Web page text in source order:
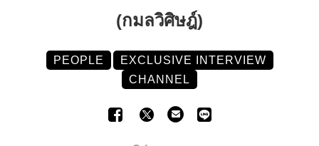
(กมลวิศิษฎ์)
PEOPLE
EXCLUSIVE INTERVIEW
CHANNEL